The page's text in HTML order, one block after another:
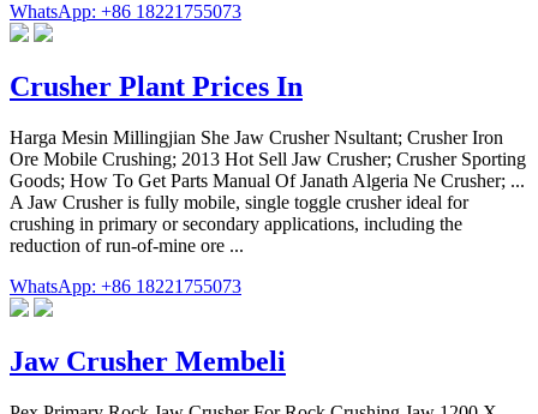
WhatsApp: +86 18221755073
Crusher Plant Prices In
Harga Mesin Millingjian She Jaw Crusher Nsultant; Crusher Iron
Ore Mobile Crushing; 2013 Hot Sell Jaw Crusher; Crusher Sporting
Goods; How To Get Parts Manual Of Janath Algeria Ne Crusher; ...
A Jaw Crusher is fully mobile, single toggle crusher ideal for
crushing in primary or secondary applications, including the
reduction of run-of-mine ore ...
WhatsApp: +86 18221755073
Jaw Crusher Membeli